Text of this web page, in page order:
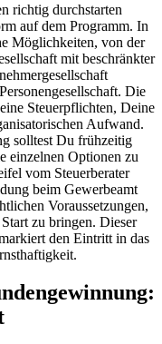
richtig durchstarten
auf dem Programm. In
Möglichkeiten, von der
mit beschränkter
Die
Steuerpflichten, Deine
Aufwand.
solltest Du frühzeitig
einzelnen Optionen zu
vom Steuerberater
beim Gewerbeamt
Voraussetzungen,
zu bringen. Dieser
den Eintritt in das